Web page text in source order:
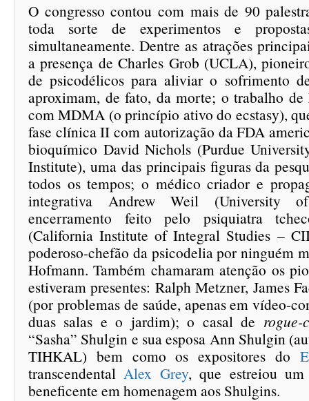
O congresso contou com mais de 90
toda sorte de experimentos e
simultaneamente. Dentre as atrações
a presença de Charles Grob (UCLA),
de psicodélicos para aliviar o sofrimento
aproximam, de fato, da morte; o trabalho
com MDMA (o princípio ativo do ecstasy),
fase clínica II com autorização da FDA
bioquímico David Nichols (Purdue
Institute), uma das principais figuras da
todos os tempos; o médico criador e
integrativa Andrew Weil
encerramento feito pelo psiquiatra
(California Institute of Integral Studies –
poderoso-chefão da psicodelia por ninguém
Hofmann. Também chamaram atenção os
estiveram presentes: Ralph Metzner, James
(por problemas de saúde, apenas em vídeo-
duas salas e o jardim); o casal de rogue-
“Sasha” Shulgin e sua esposa Ann Shulgin
TIHKAL) bem como os expositores do
transcendentalAlex Grey, que estreiou
beneficente em homenagem aos Shulgins.